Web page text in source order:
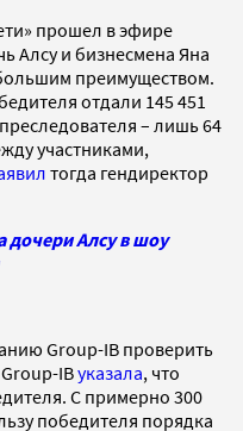
прошел в эфире
Алсу и бизнесмена Яна
преимуществом.
отдали 145 451
– лишь 64
участниками,
тогда гендиректор
дочери Алсу в шоу
Group-IB проверить
IBуказала, что
С примерно 300
победителя порядка